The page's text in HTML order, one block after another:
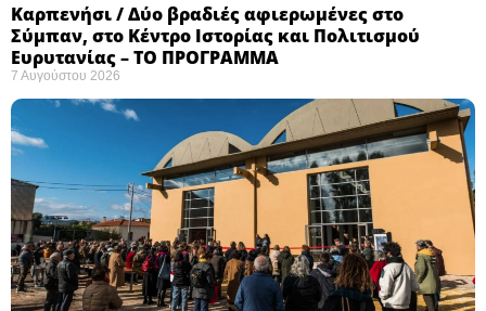
Καρπενήσι / Δύο βραδιές αφιερωμένες στο
Σύμπαν, στο Κέντρο Ιστορίας και Πολιτισμού
Ευρυτανίας – ΤΟ ΠΡΟΓΡΑΜΜΑ
7 Αυγούστου 2026